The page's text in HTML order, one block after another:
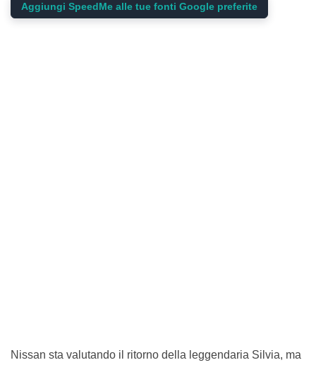
Aggiungi SpeedMe alle tue fonti Google preferite
Nissan sta valutando il ritorno della leggendaria Silvia, ma